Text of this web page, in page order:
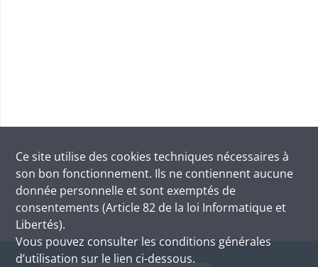
Ce site utilise des cookies techniques nécessaires à
son bon fonctionnement. Ils ne contiennent aucune
donnée personnelle et sont exemptés de
consentements (Article 82 de la loi Informatique et
Libertés).
Vous pouvez consulter les conditions générales
d’utilisation sur le lien ci-dessous.